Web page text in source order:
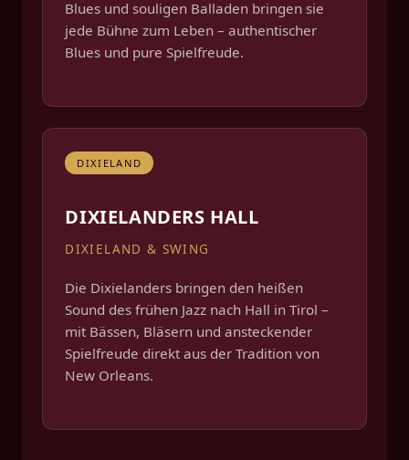
Blues und souligen Balladen bringen sie
jede Bühne zum Leben – authentischer
Blues und pure Spielfreude.
DIXIELAND
DIXIELANDERS HALL
DIXIELAND & SWING
Die Dixielanders bringen den heißen
Sound des frühen Jazz nach Hall in Tirol –
mit Bässen, Bläsern und ansteckender
Spielfreude direkt aus der Tradition von
New Orleans.